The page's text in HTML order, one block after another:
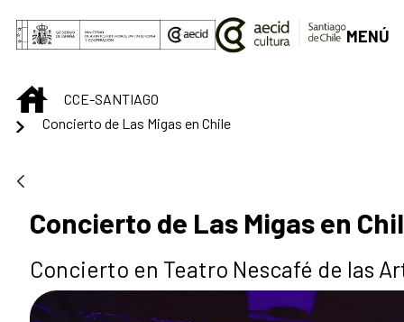
Saut au contenu principal
MENÚ
INICIOCCE-SANTIAGO
Concierto de Las Migas en Chile
Concierto de Las Migas en
Concierto en Teatro Nescafé de las